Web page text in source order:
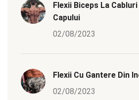
Flexii Biceps La
Capului
02/08/2023
Flexii Cu Gantere Din
02/08/2023